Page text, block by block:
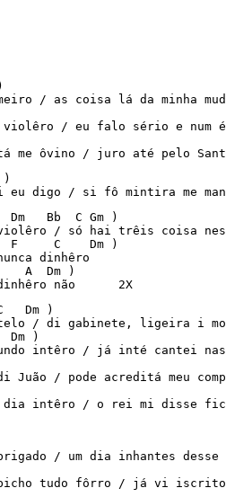
/ as coisa lá da minha
/ eu falo sério e num
me ôvino / juro até pelo
)
eu digo / si fô mintira me
Dm   Bb  C Gm )
/ só hai trêis coisa
F     C    Dm )
dinhêro
A  Dm )
não      2X
Dm )
/ di gabinete, ligeira i
)
intêro / já inté cantei
Juão / pode acreditá meu
dia intêro / o rei mi disse
/ um dia inhantes
bicho tudo fôrro / já vi